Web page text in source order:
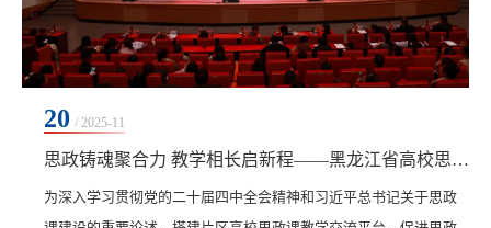
20 / 2025-11
思政铸魂聚合力 教学相长启新程——黑龙江省高校思政课第八片区首场教学展示活动在齐齐哈尔工程学院成功举办
为深入学习贯彻党的二十届四中全会精神和习近平总书记关于思政